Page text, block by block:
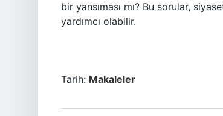
bir yansıması mı? Bu sorular,
yardımcı olabilir.
Tarih: Makaleler